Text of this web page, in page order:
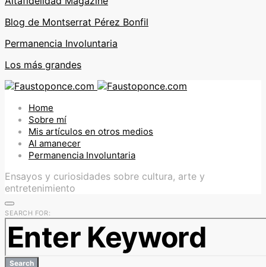
Blog de Montserrat Pérez Bonfil
Permanencia Involuntaria
Los más grandes
Home
Sobre mí
Mis artículos en otros medios
Al amanecer
Permanencia Involuntaria
Ensayos y curiosidades sobre cultura, arte y
entretenimiento
SEARCH FOR:
Search